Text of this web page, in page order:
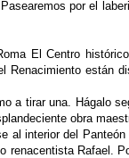
por el
El Centro
Renacimiento están
a tirar una. Hágalo
obra
al interior del
Rafael.